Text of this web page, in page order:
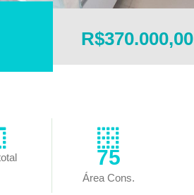
R$370.000,00
75
Área Cons.